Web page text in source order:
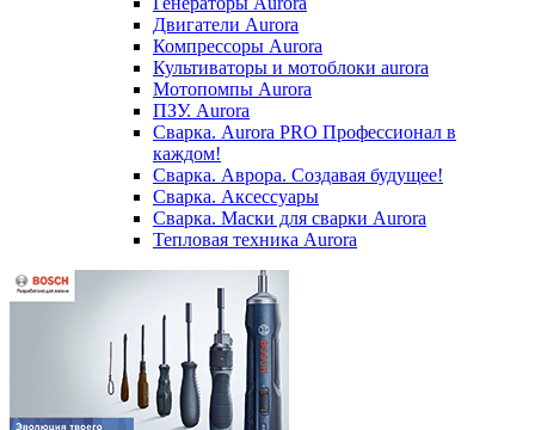
Двигатели Aurora
Компрессоры Aurora
Культиваторы и мотоблоки aurora
Мотопомпы Aurora
ПЗУ. Aurora
Сварка. Aurora PRO Профессионал в
каждом!
Сварка. Аврора. Создавая будущее!
Сварка. Аксессуары
Сварка. Маски для сварки Aurora
Тепловая техника Aurora